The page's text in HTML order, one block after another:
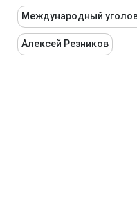
Международный
Алексей Резников